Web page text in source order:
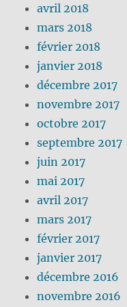
avril 2018
mars 2018
février 2018
janvier 2018
décembre 2017
novembre 2017
octobre 2017
septembre 2017
juin 2017
mai 2017
avril 2017
mars 2017
février 2017
janvier 2017
décembre 2016
novembre 2016